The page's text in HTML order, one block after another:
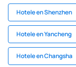
Hotele en Shenzhen
Hotele en Yancheng
Hotele en Changsha